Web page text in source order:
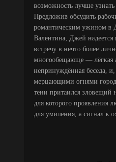
возможность лучше
Предложив обсудить
романтическим ужином в
Валентина, Джей надеется
встречу в нечто более
многообещающе — лёгкая
непринуждённая беседа,
мерцающими огнями
тени притаился зловещий
для которого проявления
для умиления, а сигнал к